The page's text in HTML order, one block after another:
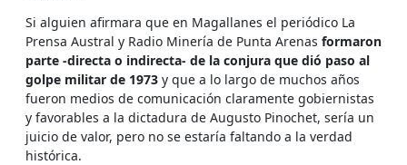
Si alguien afirmara que en Magallanes el periódico La
Prensa Austral y Radio Minería de Punta Arenas formaron
parte -directa o indirecta- de la conjura que dió paso al
golpe militar de 1973 y que a lo largo de muchos años
fueron medios de comunicación claramente gobiernistas
y favorables a la dictadura de Augusto Pinochet, sería un
juicio de valor, pero no se estaría faltando a la verdad
histórica.